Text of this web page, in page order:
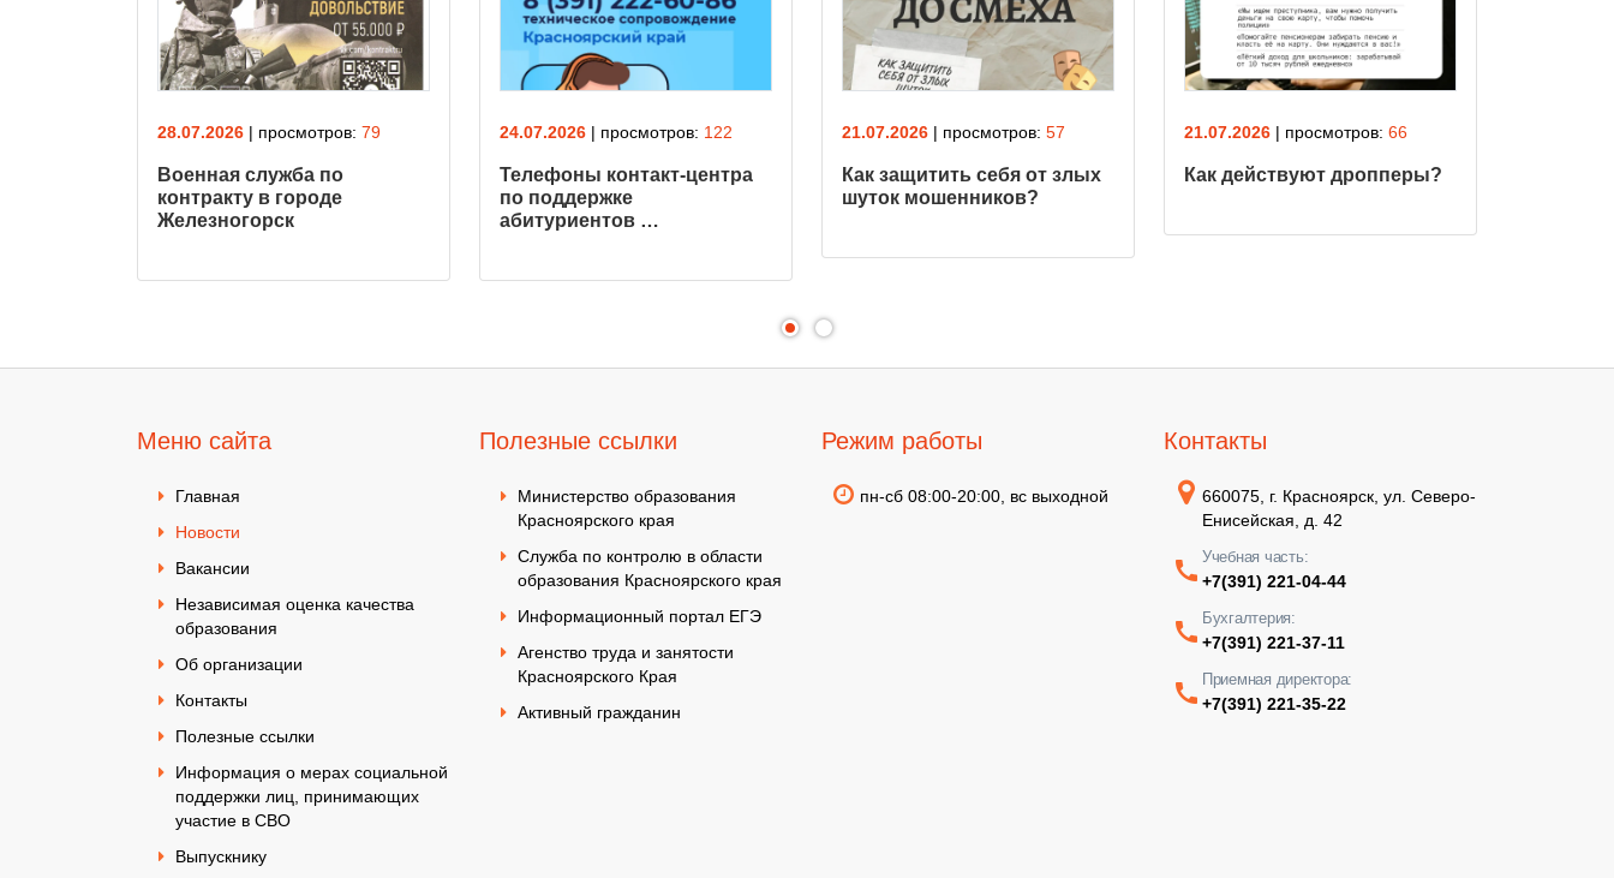
28.07.2026 | просмотров: 79
Военная служба по
контракту в городе
Железногорск
24.07.2026 | просмотров: 122
Телефоны кoнтакт-центра
по поддержке
абитуриентов …
21.07.2026 | просмотров: 57
Как защитить себя от злых
шуток мошенников?
21.07.2026 | просмотров: 66
Как действуют дропперы?
Меню сайта
Главная
Новости
Вакансии
Независимая оценка качества
образования
Об организации
Контакты
Полезные ссылки
Информация о мерах социальной
поддержки лиц, принимающих
участие в СВО
Выпускнику
Полезные ссылки
Министерство образования
Красноярского края
Служба по контролю в области
образования Красноярского края
Информационный портал ЕГЭ
Агенство труда и занятости
Красноярского Края
Активный гражданин
Режим работы
пн-сб 08:00-20:00, вс выходной
Контакты
660075, г. Красноярск, ул. Северо-
Енисейская, д. 42
Учебная часть:
+7(391) 221-04-44
Бухгалтерия:
+7(391) 221-37-11
Приемная директора:
+7(391) 221-35-22